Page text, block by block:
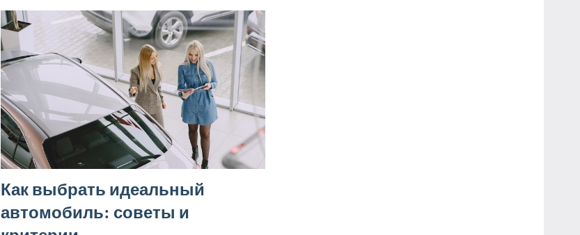
Как выбрать идеальный
автомобиль: советы и